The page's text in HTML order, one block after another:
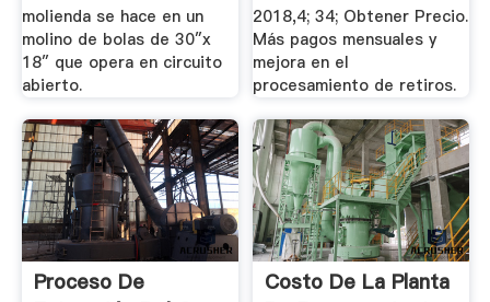
molienda se hace en un
molino de bolas de 30″x
18″ que opera en circuito
abierto.
2018,4; 34; Obtener Precio.
Más pagos mensuales y
mejora en el
procesamiento de retiros.
Proceso De
Costo De La Planta